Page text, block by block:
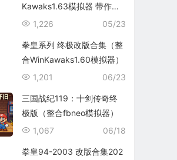
Kawaks1.63模拟器 带作弊
码）
05/23
1,226
拳皇系列 终极改版合集（整
合WinKawaks1.60模拟器）
06/23
1,201
三国战纪119：十剑传奇终
极版（整合fbneo模拟器）
06/18
1,067
拳皇94-2003 改版合集202